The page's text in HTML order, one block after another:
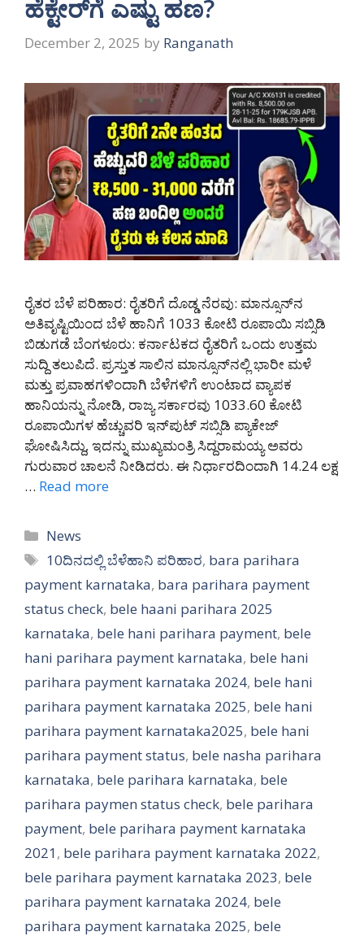
ಹೆಕ್ಟೇರ್‌ಗೆ ಎಷ್ಟು ಹಣ?
December 2, 2025 by Ranganath
ರೈತರ ಬೆಳೆ ಪರಿಹಾರ: ರೈತರಿಗೆ ದೊಡ್ಡ ನೆರವು: ಮಾನ್ಸೂನ್‌ನ
ಅತಿವೃಷ್ಟಿಯಿಂದ ಬೆಳೆ ಹಾನಿಗೆ 1033 ಕೋಟಿ ರೂಪಾಯಿ ಸಬ್ಸಿಡಿ
ಬಿಡುಗಡೆ ಬೆಂಗಳೂರು: ಕರ್ನಾಟಕದ ರೈತರಿಗೆ ಒಂದು ಉತ್ತಮ
ಸುದ್ದಿ ತಲುಪಿದೆ. ಪ್ರಸ್ತುತ ಸಾಲಿನ ಮಾನ್ಸೂನ್‌ನಲ್ಲಿ ಭಾರೀ ಮಳೆ
ಮತ್ತು ಪ್ರವಾಹಗಳಿಂದಾಗಿ ಬೆಳೆಗಳಿಗೆ ಉಂಟಾದ ವ್ಯಾಪಕ
ಹಾನಿಯನ್ನು ನೋಡಿ, ರಾಜ್ಯ ಸರ್ಕಾರವು 1033.60 ಕೋಟಿ
ರೂಪಾಯಿಗಳ ಹೆಚ್ಚುವರಿ ಇನ್‌ಪುಟ್ ಸಬ್ಸಿಡಿ ಪ್ಯಾಕೇಜ್
ಘೋಷಿಸಿದ್ದು, ಇದನ್ನು ಮುಖ್ಯಮಂತ್ರಿ ಸಿದ್ದರಾಮಯ್ಯ ಅವರು
ಗುರುವಾರ ಚಾಲನೆ ನೀಡಿದರು. ಈ ನಿರ್ಧಾರದಿಂದಾಗಿ 14.24 ಲಕ್ಷ
… Read more
Categories
News
Tags
10ದಿನದಲ್ಲಿ ಬೆಳೆಹಾನಿ ಪರಿಹಾರ, bara parihara
payment karnataka, bara parihara payment
status check, bele haani parihara 2025
karnataka, bele hani parihara payment, bele
hani parihara payment karnataka, bele hani
parihara payment karnataka 2024, bele hani
parihara payment karnataka 2025, bele hani
parihara payment karnataka2025, bele hani
parihara payment status, bele nasha parihara
karnataka, bele parihara karnataka, bele
parihara paymen status check, bele parihara
payment, bele parihara payment karnataka
2021, bele parihara payment karnataka 2022,
bele parihara payment karnataka 2023, bele
parihara payment karnataka 2024, bele
parihara payment karnataka 2025, bele